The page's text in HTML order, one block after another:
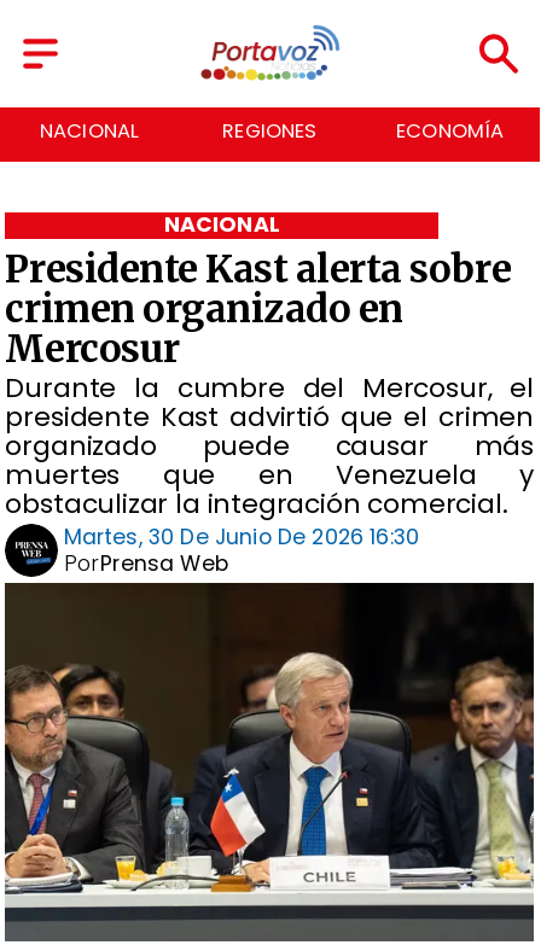
NACIONAL REGIONES ECONOMÍA
Presidente Kast alerta sobre
crimen organizado en
Mercosur
Durante la cumbre del Mercosur, el
presidente Kast advirtió que el crimen
organizado puede causar más
muertes que en Venezuela y
obstaculizar la integración comercial.
NACIONAL
Martes, 30 De Junio De 2026 16:30
Prensa Web
Por